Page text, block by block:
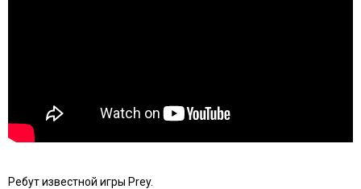
Ребут известной игры Prey.